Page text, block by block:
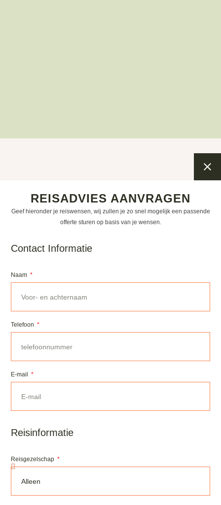
REISADVIES AANVRAGEN
Geef hieronder je reiswensen, wij zullen je zo snel mogelijk een passende
offerte sturen op basis van je wensen.
Contact Informatie
Naam
Telefoon
E-mail
Reisinformatie
Reisgezelschap